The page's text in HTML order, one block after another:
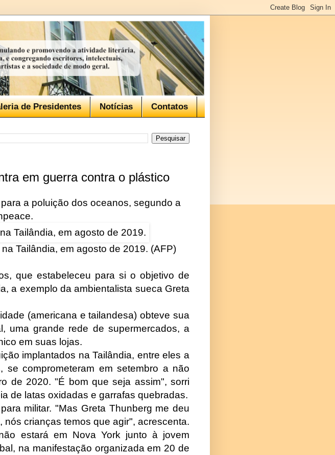
de Presidentes Notícias Contatos
em guerra contra o plástico
a poluição dos oceanos, segundo a
Tailândia, em agosto de 2019. (AFP)
que estabeleceu para si o objetivo de
a exemplo da ambientalista sueca Greta
(americana e tailandesa) obteve sua
uma grande rede de supermercados, a
em suas lojas.
implantados na Tailândia, entre eles a
se comprometeram em setembro a não
de 2020. "É bom que seja assim", sorri
de latas oxidadas e garrafas quebradas.
militar. "Mas Greta Thunberg me deu
crianças temos que agir", acrescenta.
estará em Nova York junto à jovem
na manifestação organizada em 20 de